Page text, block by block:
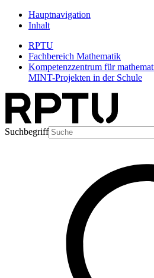
Hauptnavigation
Inhalt
RPTU
Fachbereich Mathematik
Kompetenzzentrum für
MINT-Projekten in der Schule
Suchbegriff